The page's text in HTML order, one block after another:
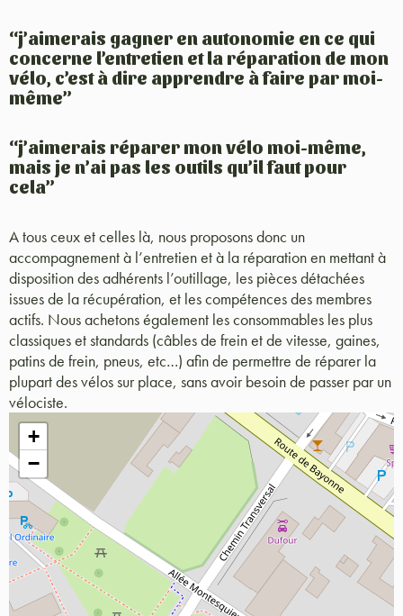
“j’aimerais gagner en autonomie en ce qui
concerne l’entretien et la réparation de mon
vélo, c’est à dire apprendre à faire par moi-
même”
“j’aimerais réparer mon vélo moi-même,
mais je n’ai pas les outils qu’il faut pour
cela”
A tous ceux et celles là, nous proposons donc un
accompagnement à l’entretien et à la réparation en mettant à
disposition des adhérents l’outillage, les pièces détachées
issues de la récupération, et les compétences des membres
actifs. Nous achetons également les consommables les plus
classiques et standards (câbles de frein et de vitesse, gaines,
patins de frein, pneus, etc…) afin de permettre de réparer la
plupart des vélos sur place, sans avoir besoin de passer par un
vélociste.
+
−